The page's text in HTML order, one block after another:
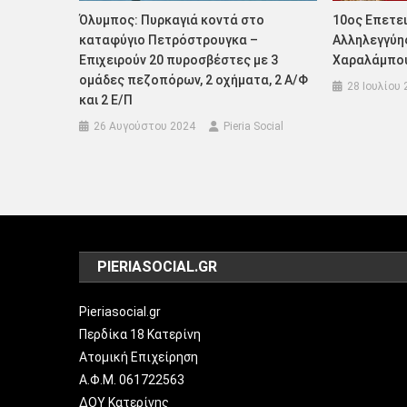
Όλυμπος: Πυρκαγιά κοντά στο
καταφύγιο Πετρόστρουγκα –
Επιχειρούν 20 πυροσβέστες με 3
ομάδες πεζοπόρων, 2 οχήματα, 2 Α/Φ
και 2 Ε/Π
26 Αυγούστου 2024 Pieria Social
10ος
28 Ιουλίου
PIERIASOCIAL.GR
Pieriasocial.gr
Περδίκα 18 Κατερίνη
Ατομική Επιχείρηση
Α.Φ.Μ. 061722563
ΔΟΥ Κατερίνης